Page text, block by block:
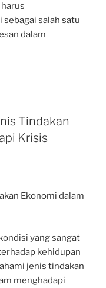
salah satu
dalam
Tindakan
Krisis
Ekonomi dalam
yang sangat
kehidupan
jenis tindakan
menghadapi